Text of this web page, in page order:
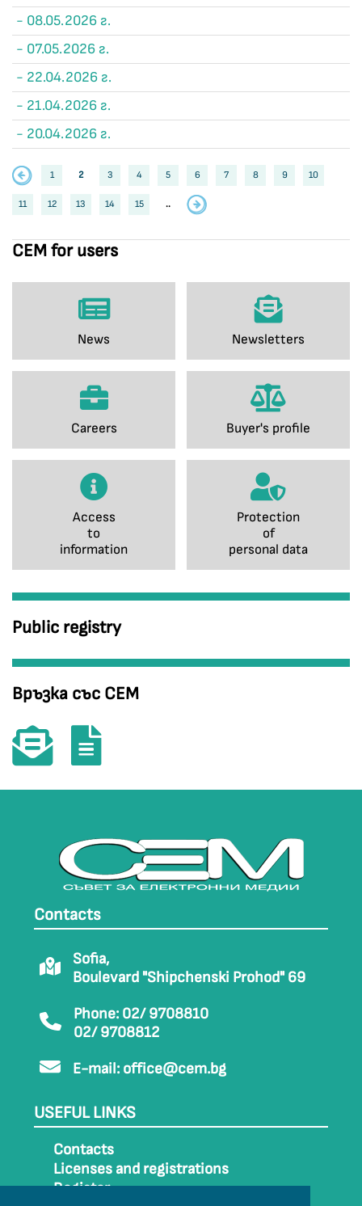
CEM for users
News Newsletters
Careers Buyer's profile
Access
to
information
Protection
of
personal data
Public registry
Връзка със СЕМ
- 08.05.2026 г.
- 07.05.2026 г.
- 22.04.2026 г.
- 21.04.2026 г.
- 20.04.2026 г.
1 2 3 4 5 6 7 8 9 10
11 12 13 14 15 ..
Contacts
Sofia,
Boulevard "Shipchenski Prohod" 69
Phone: 02/ 9708810
02/ 9708812
E-mail: office@cem.bg
USEFUL LINKS
Contacts
Licenses and registrations
Register